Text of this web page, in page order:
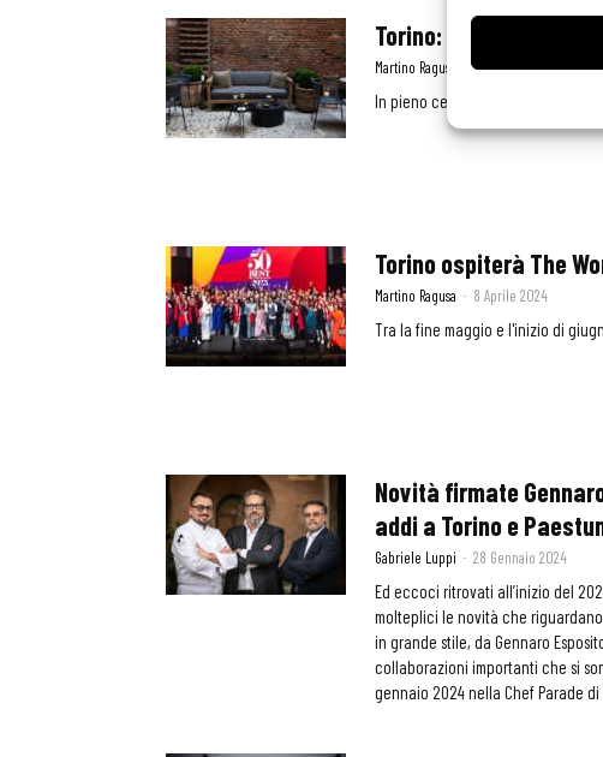
Torino: apre il cocktail
Martino Ragusa 21 Giugno 2024
In pieno centro. Elegante ma
Torino ospiterà The
Martino Ragusa - 8 Aprile 2024
Tra la fine maggio e l'inizio di
Novità firmate
addi a Torino e
Gabriele Luppi - 28 Gennaio 2024
Ed eccoci ritrovati all’inizio del
molteplici le novità che
in grande stile, da Gennaro
collaborazioni importanti che si
gennaio 2024 nella Chef Parade di